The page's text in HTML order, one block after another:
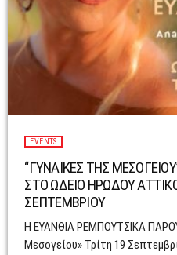
EVENTS
“ΓΥΝΑΙΚΕΣ ΤΗΣ
ΣΤΟ ΩΔΕΙΟ ΗΡΩΔΟΥ
ΣΕΠΤΕΜΒΡΙΟΥ
Η ΕΥΑΝΘΙΑ ΡΕΜΠΟΥΤΣΙΚΑ
Μεσογείου» Τρίτη 19